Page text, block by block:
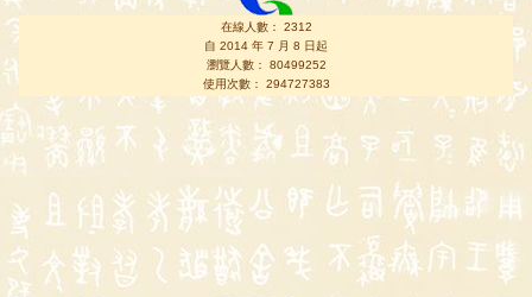
在線人數： 2312
自 2014 年 7 月 8 日起
瀏覽人數： 80499252
使用次數： 294727383